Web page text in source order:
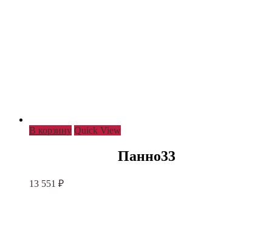
В корзину Quick View
Панно33
13 551 ₽